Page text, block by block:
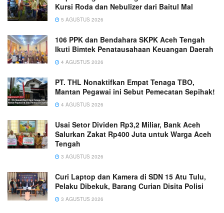
Kursi Roda dan Nebulizer dari Baitul Mal
5 AGUSTUS 2026
106 PPK dan Bendahara SKPK Aceh Tengah
Ikuti Bimtek Penatausahaan Keuangan Daerah
4 AGUSTUS 2026
PT. THL Nonaktifkan Empat Tenaga TBO,
Mantan Pegawai ini Sebut Pemecatan Sepihak!
4 AGUSTUS 2026
Usai Setor Dividen Rp3,2 Miliar, Bank Aceh
Salurkan Zakat Rp400 Juta untuk Warga Aceh
Tengah
3 AGUSTUS 2026
Curi Laptop dan Kamera di SDN 15 Atu Tulu,
Pelaku Dibekuk, Barang Curian Disita Polisi
3 AGUSTUS 2026